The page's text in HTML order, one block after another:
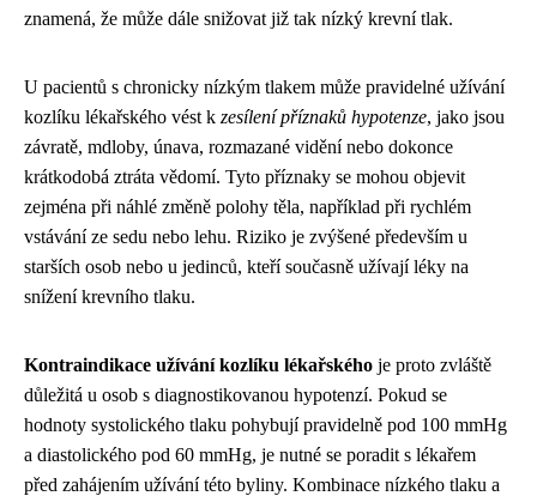
znamená, že může dále snižovat již tak nízký krevní tlak.
U pacientů s chronicky nízkým tlakem může pravidelné užívání
kozlíku lékařského vést k zesílení příznaků hypotenze, jako jsou
závratě, mdloby, únava, rozmazané vidění nebo dokonce
krátkodobá ztráta vědomí. Tyto příznaky se mohou objevit
zejména při náhlé změně polohy těla, například při rychlém
vstávání ze sedu nebo lehu. Riziko je zvýšené především u
starších osob nebo u jedinců, kteří současně užívají léky na
snížení krevního tlaku.
Kontraindikace užívání kozlíku lékařského je proto zvláště
důležitá u osob s diagnostikovanou hypotenzí. Pokud se
hodnoty systolického tlaku pohybují pravidelně pod 100 mmHg
a diastolického pod 60 mmHg, je nutné se poradit s lékařem
před zahájením užívání této byliny. Kombinace nízkého tlaku a